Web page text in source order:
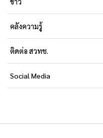
คลังความรู้
ติดต่อ สวทช.
Social Media